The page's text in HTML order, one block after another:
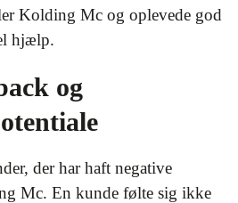
Kolding Mc og oplevede god
hjælp.
og
der har haft negative
Mc. En kunde følte sig ikke